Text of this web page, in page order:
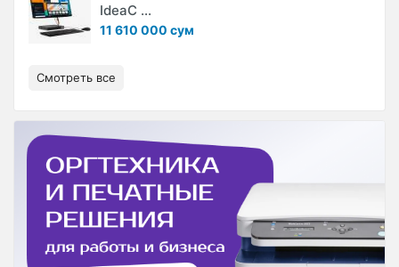
IdeaC ...
11 610 000 сум
Смотреть все